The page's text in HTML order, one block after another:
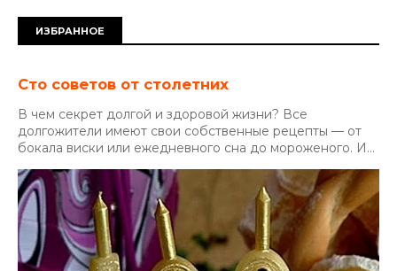
ИЗБРАННОЕ
Сто советов от столетних
В чем секрет долгой и здоровой жизни? Все
долгожители имеют свои собственные рецепты — от
бокала виски или ежедневного сна до мороженого. И...